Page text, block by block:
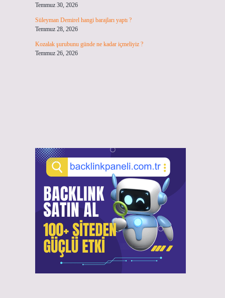
Temmuz 30, 2026
Süleyman Demirel hangi barajları yaptı ?
Temmuz 28, 2026
Kozalak şurubunu günde ne kadar içmeliyiz ?
Temmuz 26, 2026